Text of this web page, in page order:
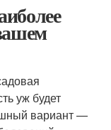
уж будет
вариант —